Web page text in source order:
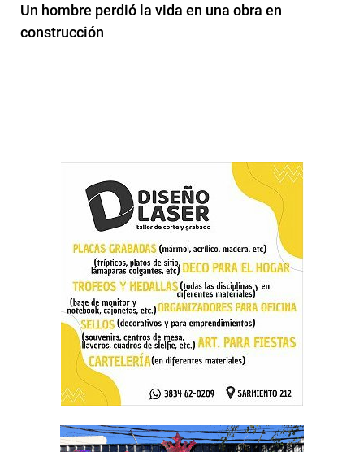
Un hombre perdió la vida en una obra en
construcción